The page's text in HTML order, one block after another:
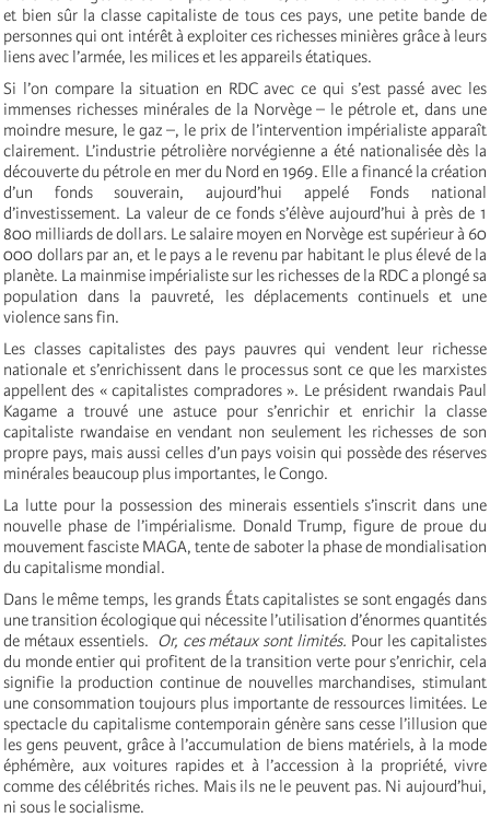
et bien sûr la classe capitaliste de tous ces pays, une petite bande de
personnes qui ont intérêt à exploiter ces richesses minières grâce à leurs
liens avec l’armée, les milices et les appareils étatiques.
Si l’on compare la situation en RDC avec ce qui s’est passé avec les
immenses richesses minérales de la Norvège – le pétrole et, dans une
moindre mesure, le gaz –, le prix de l’intervention impérialiste apparaît
clairement. L’industrie pétrolière norvégienne a été nationalisée dès la
découverte du pétrole en mer du Nord en 1969. Elle a financé la création
d’un fonds souverain, aujourd’hui appelé Fonds national
d’investissement. La valeur de ce fonds s’élève aujourd’hui à près de 1
800 milliards de dollars. Le salaire moyen en Norvège est supérieur à 60
000 dollars par an, et le pays a le revenu par habitant le plus élevé de la
planète. La mainmise impérialiste sur les richesses de la RDC a plongé sa
population dans la pauvreté, les déplacements continuels et une
violence sans fin.
Les classes capitalistes des pays pauvres qui vendent leur richesse
nationale et s’enrichissent dans le processus sont ce que les marxistes
appellent des « capitalistes compradores ». Le président rwandais Paul
Kagame a trouvé une astuce pour s’enrichir et enrichir la classe
capitaliste rwandaise en vendant non seulement les richesses de son
propre pays, mais aussi celles d’un pays voisin qui possède des réserves
minérales beaucoup plus importantes, le Congo.
La lutte pour la possession des minerais essentiels s’inscrit dans une
nouvelle phase de l’impérialisme. Donald Trump, figure de proue du
mouvement fasciste MAGA, tente de saboter la phase de mondialisation
du capitalisme mondial.
Dans le même temps, les grands États capitalistes se sont engagés dans
une transition écologique qui nécessite l’utilisation d’énormes quantités
de métaux essentiels. Or, ces métaux sont limités. Pour les capitalistes
du monde entier qui profitent de la transition verte pour s’enrichir, cela
signifie la production continue de nouvelles marchandises, stimulant
une consommation toujours plus importante de ressources limitées. Le
spectacle du capitalisme contemporain génère sans cesse l’illusion que
les gens peuvent, grâce à l’accumulation de biens matériels, à la mode
éphémère, aux voitures rapides et à l’accession à la propriété, vivre
comme des célébrités riches. Mais ils ne le peuvent pas. Ni aujourd’hui,
ni sous le socialisme.